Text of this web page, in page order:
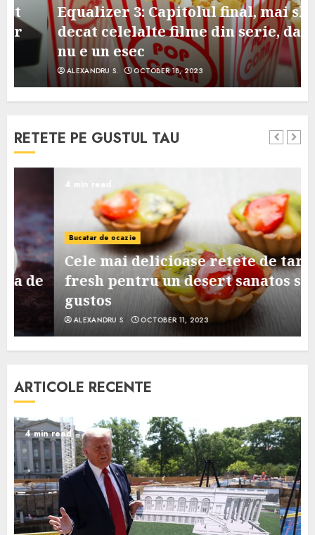
Equalizer 3: Capitolul final, mai slab
decat celelalte filme din serie, dar
nu e un esec
ALEXANDRU S. OCTOBER 18, 2023
RETETE PE GUSTUL TAU
4 min read
Bucatar de ocazie
Cele mai delicioase retete de tarte
fresh pentru un desert sanatos si
gustos
ALEXANDRU S. OCTOBER 11, 2023
ARTICOLE RECENTE
4 min read